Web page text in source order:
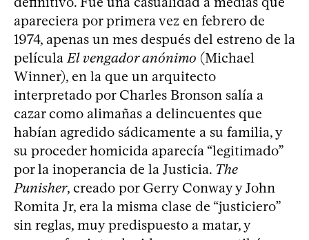
apareciera por primera vez en febrero de
1974, apenas un mes después del estreno de la
película El vengador anónimo (Michael
Winner), en la que un arquitecto
interpretado por Charles Bronson salía a
cazar como alimañas a delincuentes que
habían agredido sádicamente a su familia, y
su proceder homicida aparecía “legitimado”
por la inoperancia de la Justicia. The
Punisher, creado por Gerry Conway y John
Romita Jr, era la misma clase de “justiciero”
sin reglas, muy predispuesto a matar, y